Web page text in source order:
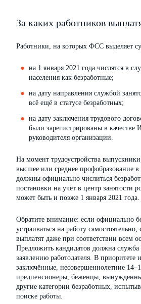
За каких работников
Работники, на которых ФСС выделяет
на 1 января 2021 года числятся в
населения как безработные;
на дату направления службой
всё ещё в статусе безработных;
на дату заключения трудового
были зарегистрированы в качестве
руководителя организации.
На момент трудоустройства
высшее или среднее профобразование в
должны официально числиться
постановки на учёт в центр занятости
может быть и позже 1 января 2021 года.
Обратите внимание: если официально
устраиваться на работу
выплатят даже при соответствии всем
Предложить кандидатов должна служба
заявлению работодателя. В
заключённые, несовершеннолетние
предпенсионеры, беженцы,
другие категории безработных,
поиске работы.